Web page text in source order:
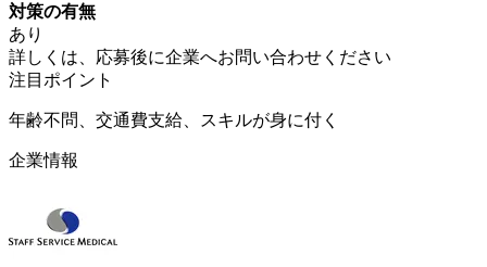
対策の有無
あり
詳しくは、応募後に企業へお問い合わせください
注目ポイント
年齢不問、交通費支給、スキルが身に付く
企業情報